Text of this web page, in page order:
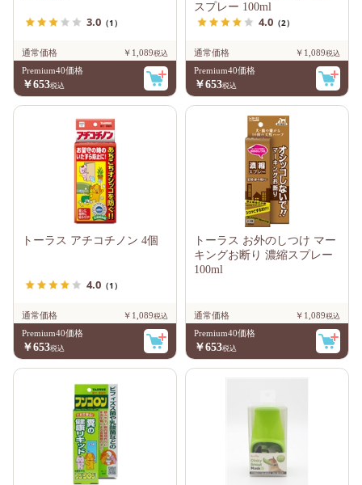
3.0 （1）
通常価格
￥1,089
Premium40価格
￥653
スプレー 100ml
4.0 （2）
通常価格
￥1,089
Premium40価格
￥653
トーラス アチコチノン 4個
4.0 （1）
通常価格
￥1,089
Premium40価格
￥653
トーラス お外のしつけ マー
キングお断り 濃縮スプレー
100ml
通常価格
￥1,089
Premium40価格
￥653